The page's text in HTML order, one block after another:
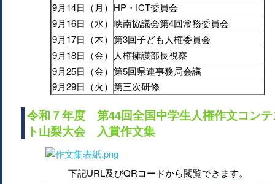
9月14日（月） HP・ICT委員会
9月16日（水） 峡南協議会第4回常務委員会
9月17日（木） 第3回子ども人権委員会
9月18日（金）
人権擁護部長視察
9月25日（金） 第5回県連事務局会議
9月29日（火） 第三次研修
令和７年度 第44回全国中学生人権作文コン
ト山梨大会 入賞作文集
下記URL及びQRコードから閲覧できます。